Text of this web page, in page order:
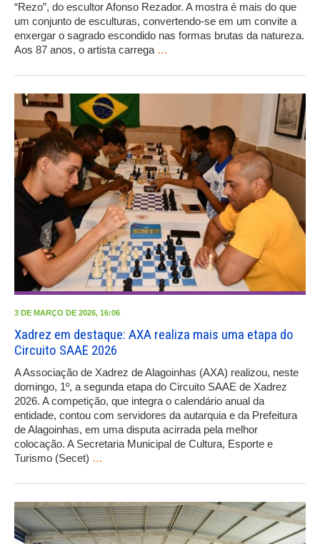
“Rezo”, do escultor Afonso Rezador. A mostra é mais do que
um conjunto de esculturas, convertendo-se em um convite a
enxergar o sagrado escondido nas formas brutas da natureza.
Aos 87 anos, o artista carrega …
3 DE MARÇO DE 2026, 16:06
Xadrez em destaque: AXA realiza mais uma etapa do
Circuito SAAE 2026
A Associação de Xadrez de Alagoinhas (AXA) realizou, neste
domingo, 1º, a segunda etapa do Circuito SAAE de Xadrez
2026. A competição, que integra o calendário anual da
entidade, contou com servidores da autarquia e da Prefeitura
de Alagoinhas, em uma disputa acirrada pela melhor
colocação. A Secretaria Municipal de Cultura, Esporte e
Turismo (Secet) …